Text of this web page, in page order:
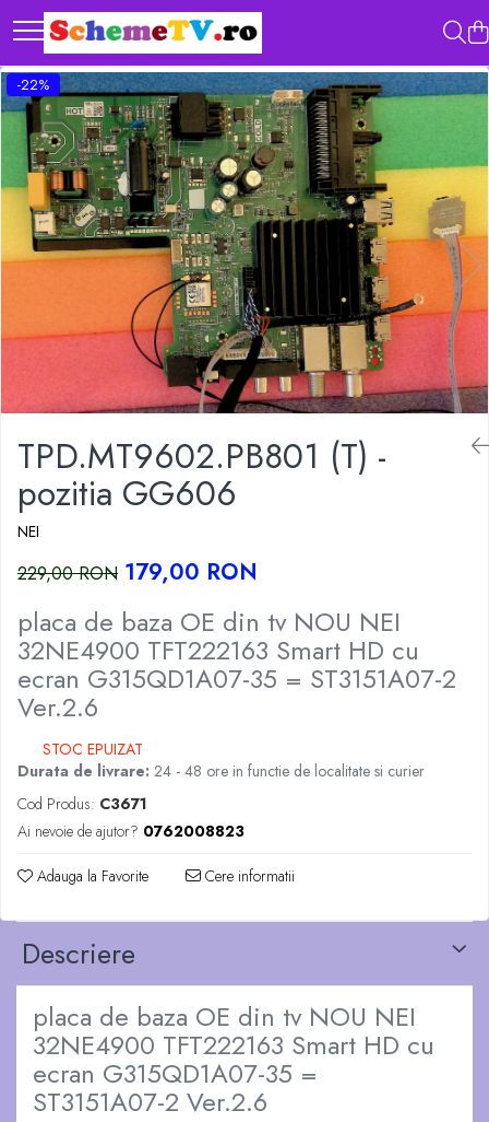
TPD.MT9602.PB801 (T) -
pozitia GG606
NEI
-22%
229,00 RON 179,00 RON
placa de baza OE din tv NOU NEI
32NE4900 TFT222163 Smart HD cu
ecran G315QD1A07-35 = ST3151A07-2
Ver.2.6
STOC EPUIZAT
Durata de livrare: 24 - 48 ore in functie de localitate si curier
Cod Produs: C3671
Ai nevoie de ajutor? 0762008823
Adauga la Favorite Cere informatii
Descriere
placa de baza OE din tv NOU NEI
32NE4900 TFT222163 Smart HD cu
ecran G315QD1A07-35 =
ST3151A07-2 Ver.2.6